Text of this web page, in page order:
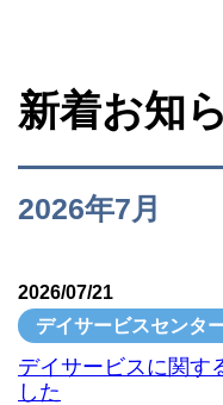
新着お知
2026年7月
2026/07/21
デイサービスセンタ
デイサービスに関す
した